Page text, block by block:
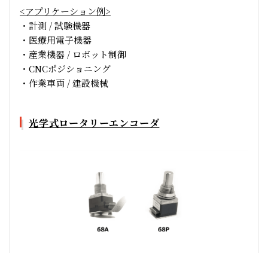
<アプリケーション例>
・計測 / 試験機器
・医療用電子機器
・産業機器 / ロボット制御
・CNCポジショニング
・作業車両 / 建設機械
光学式ロータリーエンコーダ